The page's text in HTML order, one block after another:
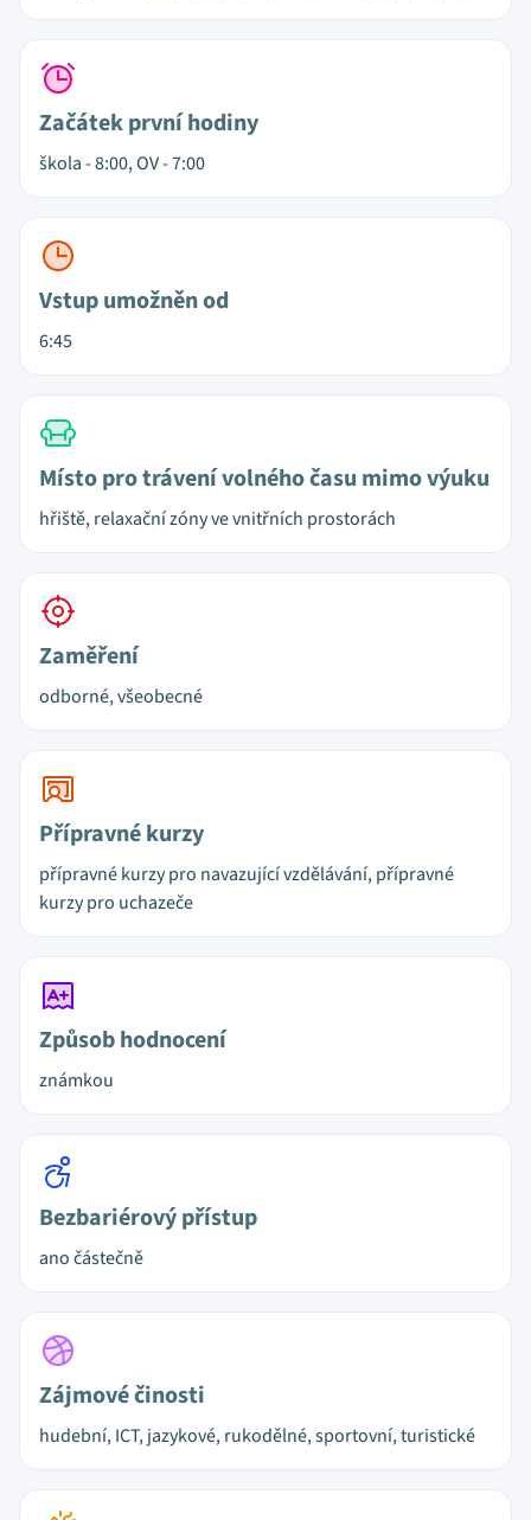
Začátek první hodiny
škola - 8:00, OV - 7:00
Vstup umožněn od
6:45
Místo pro trávení volného času mimo výuku
hřiště, relaxační zóny ve vnitřních prostorách
Zaměření
odborné, všeobecné
Přípravné kurzy
přípravné kurzy pro navazující vzdělávání, přípravné
kurzy pro uchazeče
Způsob hodnocení
známkou
Bezbariérový přístup
ano částečně
Zájmové činosti
hudební, ICT, jazykové, rukodělné, sportovní, turistické